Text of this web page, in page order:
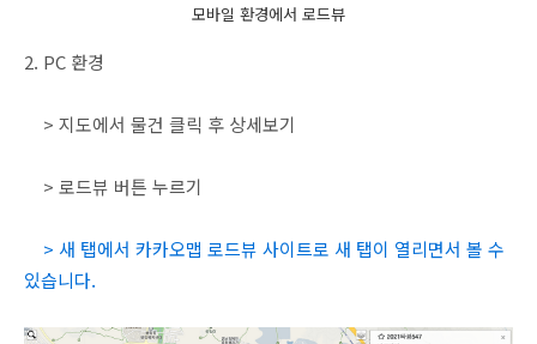
모바일 환경에서 로드뷰
2. PC 환경
> 지도에서 물건 클릭 후 상세보기
> 로드뷰 버튼 누르기
> 새 탭에서 카카오맵 로드뷰 사이트로 새 탭이 열리면서 볼 수
있습니다.